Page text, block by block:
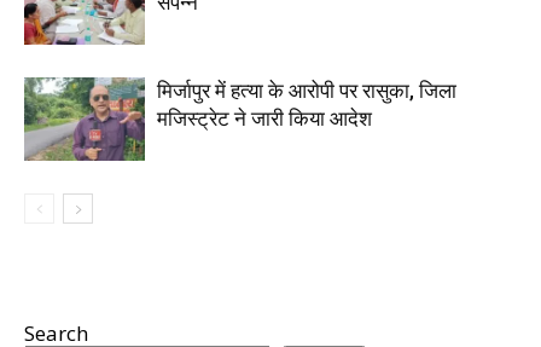
मिर्जापुर में हत्या के आरोपी पर रासुका, जिला
मजिस्ट्रेट ने जारी किया आदेश
Search